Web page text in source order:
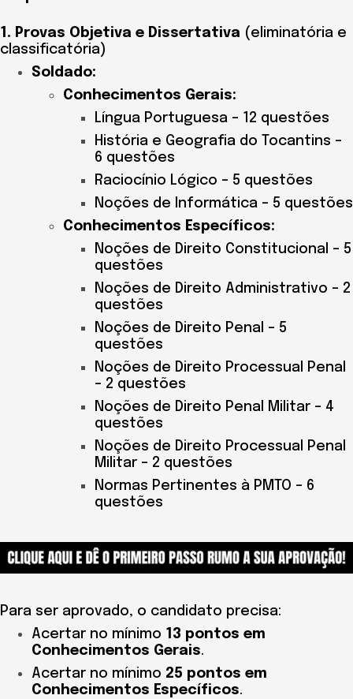
1. Provas Objetiva e Dissertativa (eliminatória e
classificatória)
Soldado:
Conhecimentos Gerais:
Língua Portuguesa – 12 questões
História e Geografia do Tocantins –
6 questões
Raciocínio Lógico – 5 questões
Noções de Informática – 5 questões
Conhecimentos Específicos:
Noções de Direito Constitucional – 5
questões
Noções de Direito Administrativo – 2
questões
Noções de Direito Penal – 5
questões
Noções de Direito Processual Penal
– 2 questões
Noções de Direito Penal Militar – 4
questões
Noções de Direito Processual Penal
Militar – 2 questões
Normas Pertinentes à PMTO – 6
questões
Para ser aprovado, o candidato precisa:
Acertar no mínimo 13 pontos em
Conhecimentos Gerais.
Acertar no mínimo 25 pontos em
Conhecimentos Específicos.